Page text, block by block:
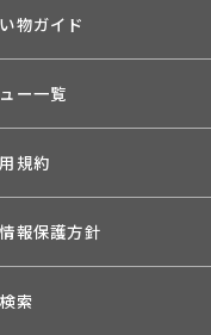
物ガイド
ー一覧
規約
報保護方針
索